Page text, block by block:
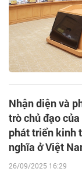
Nhận diện và
trò chủ đạo
phát triển kinh
nghĩa ở Việt
26/09/2025 16:29